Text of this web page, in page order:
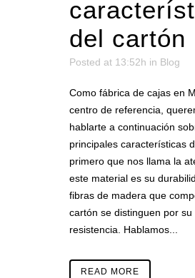
del cartón
Posted at 13:52h in Blog
Como fábrica de cajas en
centro de referencia,
hablarte a continuación
principales características
primero que nos llama la
este material es su
fibras de madera que
cartón se distinguen por su
resistencia. Hablamos...
READ MORE